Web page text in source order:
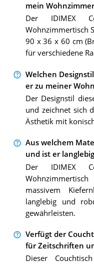
mein
Der IDIMEX
Wohnzimmertisch
90 x 36 x 60 cm
für verschiedene
Welchen
er zu meiner
Der Designstil
und zeichnet sich
Ästhetik mit
Aus welchem
und ist er
Der IDIMEX
massivem
langlebig und
gewährleisten.
Verfügt der
für Zeitschriften
Dieser